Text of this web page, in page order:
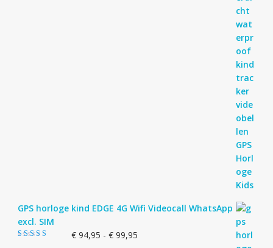
GPS horloge kind EDGE 4G Wifi Videocall WhatsApp
excl. SIM
€94,95 - €99,95Prijsklasse: